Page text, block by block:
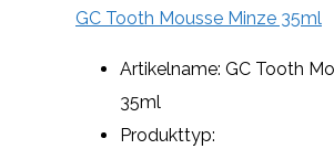
GC Tooth Mousse Minze 35ml
Artikelname: GC Tooth
35ml
Produkttyp: